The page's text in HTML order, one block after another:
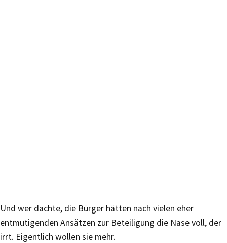
Und wer dachte, die Bürger hätten nach vielen eher
entmutigenden Ansätzen zur Beteiligung die Nase voll, der
irrt. Eigentlich wollen sie mehr.